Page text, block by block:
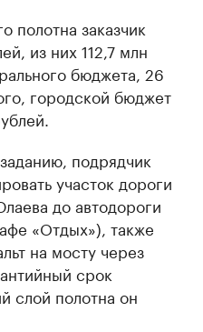
полотна заказчик
из них 112,7 млн
бюджета, 26
городской бюджет
подрядчик
участок дороги
до автодороги
«Отдых»), также
на мосту через
срок
слой полотна он